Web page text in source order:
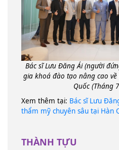
Bác sĩ Lưu Đăng Ái (người
gia khoá đào tạo nâng cao
Quốc (Tháng
Xem thêm tại: Bác sĩ Lưu
thẩm mỹ chuyên sâu tại Hàn
THÀNH TỰU